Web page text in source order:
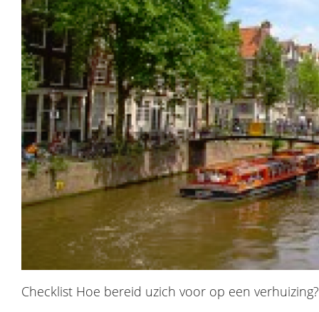
Checklist Hoe bereid uzich voor op een verhuizing?